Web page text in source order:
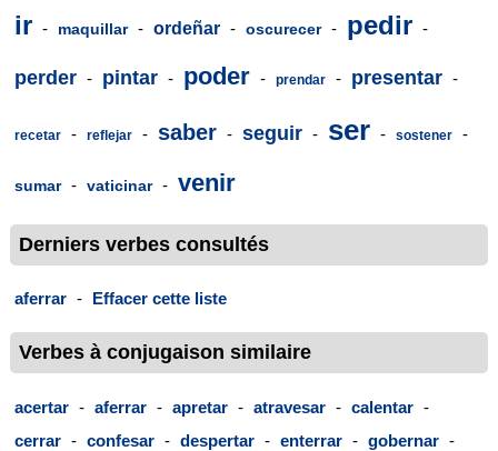
ir - maquillar - ordeñar - oscurecer - pedir -
perder - pintar - poder - prendar - presentar -
recetar - reflejar - saber - seguir - ser - sostener -
sumar - vaticinar - venir
Derniers verbes consultés
aferrar - Effacer cette liste
Verbes à conjugaison similaire
acertar - aferrar - apretar - atravesar - calentar -
cerrar - confesar - despertar - enterrar - gobernar -